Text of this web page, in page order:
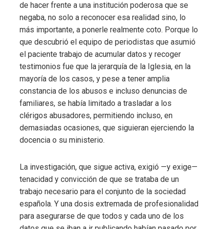
de hacer frente a una institución poderosa que se
negaba, no solo a reconocer esa realidad sino, lo
más importante, a ponerle realmente coto. Porque lo
que descubrió el equipo de periodistas que asumió
el paciente trabajo de acumular datos y recoger
testimonios fue que la jerarquía de la Iglesia, en la
mayoría de los casos, y pese a tener amplia
constancia de los abusos e incluso denuncias de
familiares, se había limitado a trasladar a los
clérigos abusadores, permitiendo incluso, en
demasiadas ocasiones, que siguieran ejerciendo la
docencia o su ministerio.
La investigación, que sigue activa, exigió —y exige—
tenacidad y convicción de que se trataba de un
trabajo necesario para el conjunto de la sociedad
española. Y una dosis extremada de profesionalidad
para asegurarse de que todos y cada uno de los